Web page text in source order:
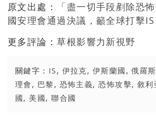
原文出處：
「盡一切手段剷除恐
國安理會通過決議，籲全球打擊IS
更多評論：草根影響力新視野
關鍵字： IS , 伊拉克, 伊斯蘭國 ,俄羅斯
理會 , 巴黎 , 恐怖主義,恐怖攻擊, 敘利
國, 美國,聯合國